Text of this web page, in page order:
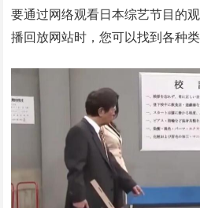
要通过网络观看日本综艺节目的
播回放网站时，您可以找到各种类